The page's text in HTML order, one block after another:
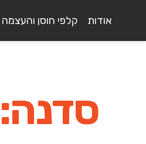
אודות קלפי חוסן והעצמה
סדנה: